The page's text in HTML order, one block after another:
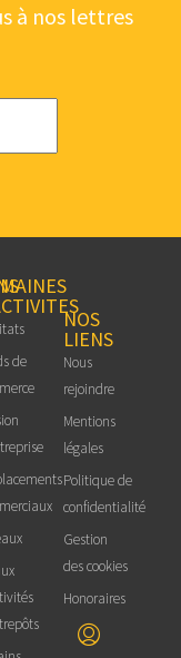
à nos lettres
de
NOS
LIENS
Nous
rejoindre
Mentions
légales
Politique de
confidentialité
Gestion
des cookies
Honoraires